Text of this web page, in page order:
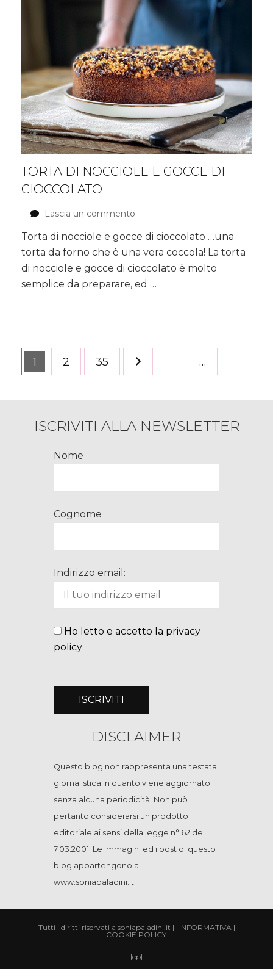
TORTA DI NOCCIOLE E GOCCE DI
CIOCCOLATO
Lascia un commento
di
nocciole
e
gocce
di
Torta di nocciole e gocce di cioccolato …una
torta da forno che è una vera coccola! La torta
di nocciole e gocce di cioccolato è molto
semplice da preparare, ed …
Paginazione
degli
Pagina
1 Pagina
2 …
Pagina
35
ISCRIVITI ALLA NEWSLETTER
Nome
Cognome
Indirizzo email:
Ho letto e accetto la privacy
policy
DISCLAIMER
Questo blog non rappresenta una testata
giornalistica in quanto viene aggiornato
senza alcuna periodicità. Non può
pertanto considerarsi un prodotto
editoriale ai sensi della legge n° 62 del
7.03.2001. Le immagini ed i post di questo
blog appartengono a
www.soniapaladini.it
Tutti i diritti riservati a soniapaladini.it | INFORMATIVA |
COOKIE POLICY |
|cp|